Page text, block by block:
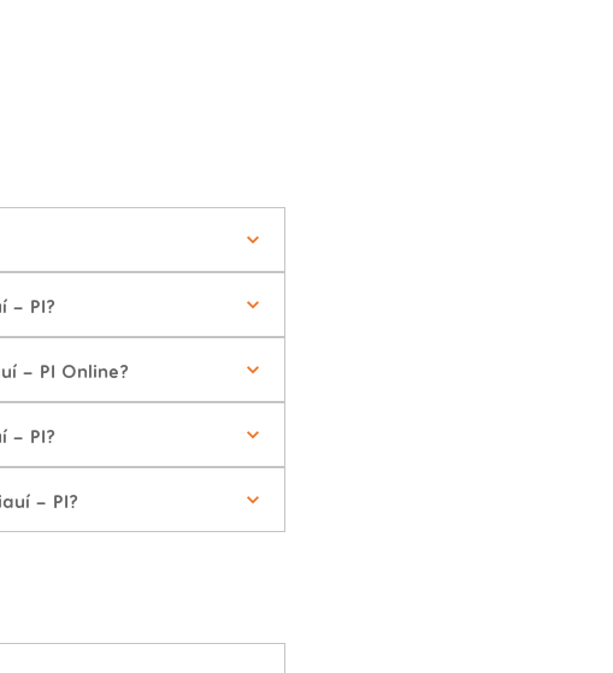
- PI?
- PI Online?
- PI?
- PI?